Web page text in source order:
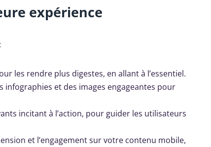
expérience
les rendre plus digestes, en allant à l’essentiel.
infographies et des images engageantes pour
incitant à l’action, pour guider les utilisateurs
et l’engagement sur votre contenu mobile,